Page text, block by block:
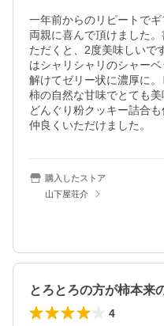
一年前からのリピートで
両親に喜んで頂けました
ただくと、2度美味しいで
はシャリシャリのシャー
解けてゼリー状に濃厚に
柿の自然な甘味でとても
どんぐり粉クッキー詰合
仲良くいただけました。
購入したストア
山下屋荘介
4